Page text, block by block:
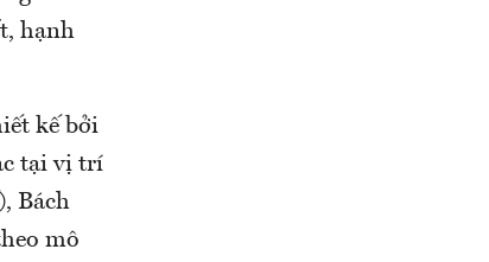
hạnh
kế bởi
tại vị trí
Bách
mô